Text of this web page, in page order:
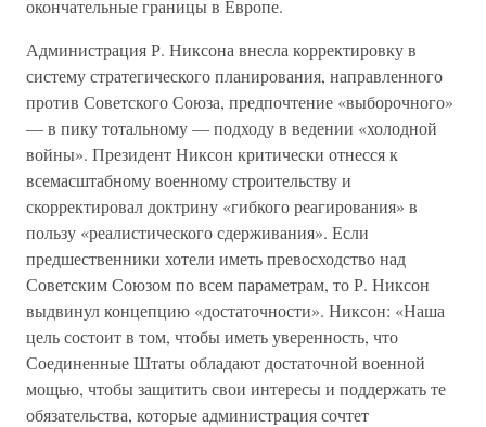
окончательные границы в Европе.
Администрация Р. Никсона внесла корректировку в
систему стратегического планирования, направленного
против Советского Союза, предпочтение «выборочного»
— в пику тотальному — подходу в ведении «холодной
войны». Президент Никсон критически отнесся к
всемасштабному военному строительству и
скорректировал доктрину «гибкого реагирования» в
пользу «реалистического сдерживания». Если
предшественники хотели иметь превосходство над
Советским Союзом по всем параметрам, то Р. Никсон
выдвинул концепцию «достаточности». Никсон: «Наша
цель состоит в том, чтобы иметь уверенность, что
Соединенные Штаты обладают достаточной военной
мощью, чтобы защитить свои интересы и поддержать те
обязательства, которые администрация сочтет